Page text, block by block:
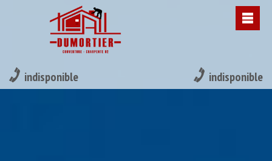
indisponible indisponible